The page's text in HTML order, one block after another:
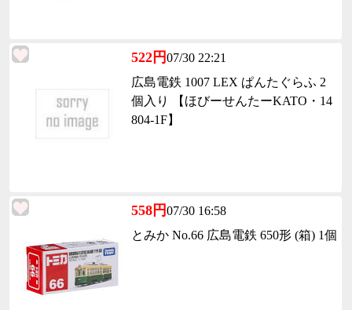
522円07/30 22:21
広島電鉄 1007 LEX ぱんたぐらふ 2
個入り 【ほびーせんたーKATO・14
804-1F】
558円07/30 16:58
とみか No.66 広島電鉄 650形 (箱) 1個